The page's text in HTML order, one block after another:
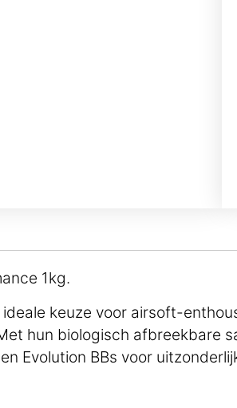
1kg.
keuze voor airsoft-
hun biologisch afbreekbare
Evolution BBs voor